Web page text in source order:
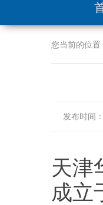
您当前的位置
发布时间
天津
成立